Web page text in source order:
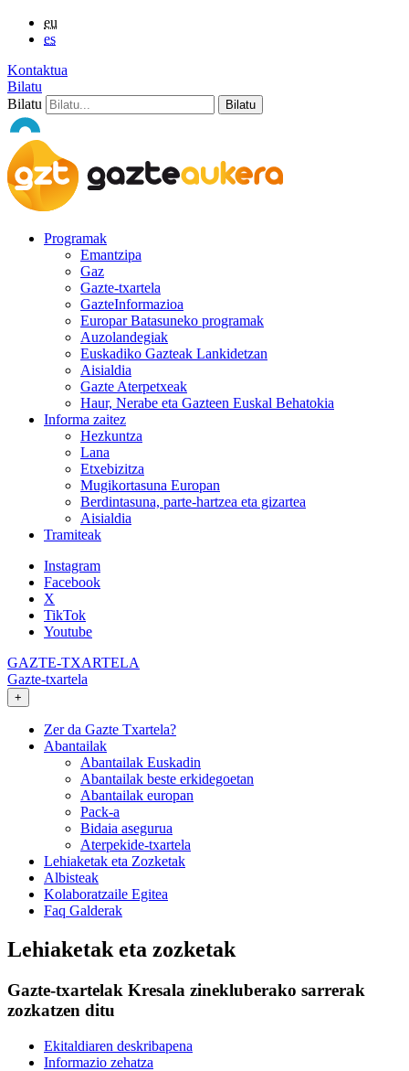
eu
es
Kontaktua
Bilatu
Bilatu
Programak
Emantzipa
Gaz
Gazte-txartela
GazteInformazioa
Europar Batasuneko programak
Auzolandegiak
Euskadiko Gazteak Lankidetzan
Aisialdia
Gazte Aterpetxeak
Haur, Nerabe eta Gazteen Euskal Behatokia
Informa zaitez
Hezkuntza
Lana
Etxebizitza
Mugikortasuna Europan
Berdintasuna, parte-hartzea eta gizartea
Aisialdia
Tramiteak
Instagram
Facebook
X
TikTok
Youtube
GAZTE-TXARTELA
Gazte-txartela
+
Zer da Gazte Txartela?
Abantailak
Abantailak Euskadin
Abantailak beste erkidegoetan
Abantailak europan
Pack-a
Bidaia asegurua
Aterpekide-txartela
Lehiaketak eta Zozketak
Albisteak
Kolaboratzaile Egitea
Faq Galderak
Lehiaketak eta zozketak
Gazte-txartelak Kresala zinekluberako sarrerak
zozkatzen ditu
Ekitaldiaren deskribapena
Informazio zehatza